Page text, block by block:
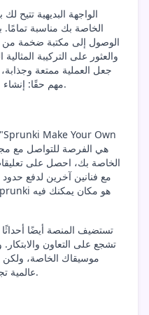
الواجهة البديهية تتيح
الوصول إلى مكتبة ضخمة من
والعثور على التركيبة
جعل العملية ممتعة
مهم حقًا: إنشاء موسيقى تتناغم معك ومع جمهورك.
مع فنانين آخرين لدفع
تستضيف المنصة أيضًا
تشجع على التعاون
موسيقاك الخاصة، ولكن
عالمية تجمع الفنانين من جميع مناحي الحياة.